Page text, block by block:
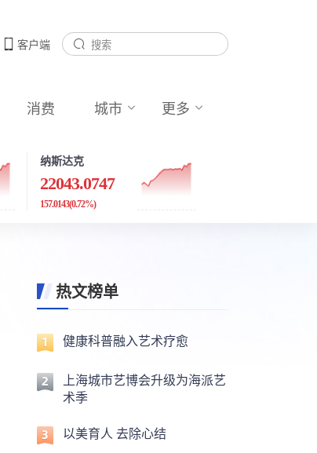
客户端
消费 城市 更多
纳斯达克
22043.0747
157.0143(0.72%)
热文榜单
健康科普融入艺术疗愈
上海城市艺博会升级为海派艺
术季
以美育人 去除心结